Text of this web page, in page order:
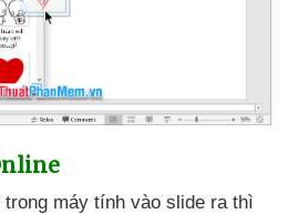
máy tính vào slide ra thì